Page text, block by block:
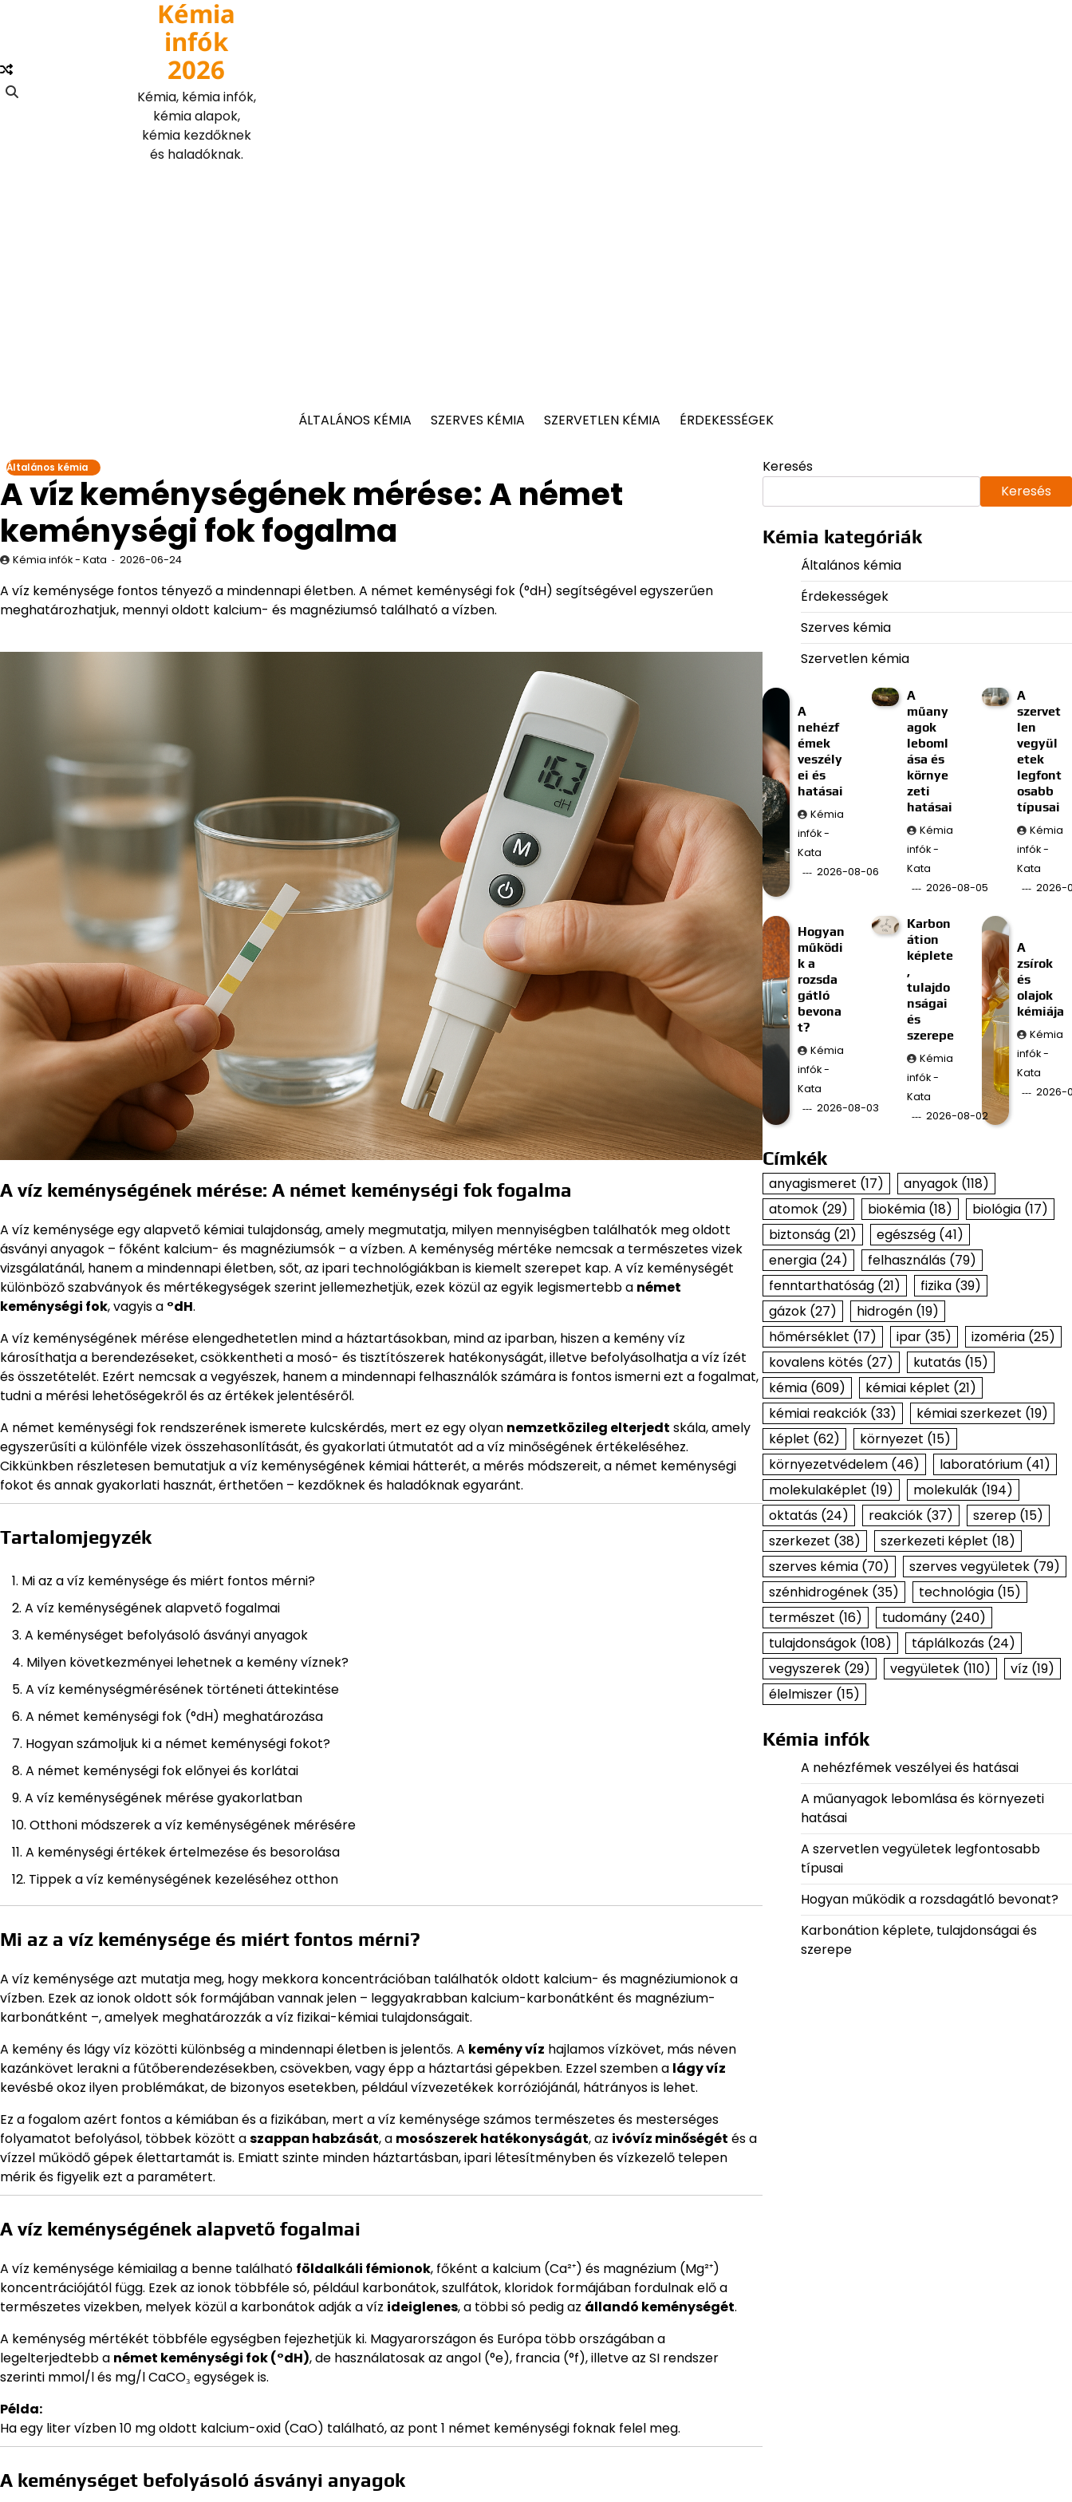
Kémia
infók
2026
Kémia, kémia infók,
kémia alapok,
kémia kezdőknek
és haladóknak.
ÁLTALÁNOS KÉMIA SZERVES KÉMIA SZERVETLEN KÉMIA ÉRDEKESSÉGEK
Általános kémia
A víz keménységének mérése: A német
keménységi fok fogalma
Kémia infók - Kata 2026-06-24
A víz keménysége fontos tényező a mindennapi életben. A német keménységi fok (°dH) segítségével egyszerűen
meghatározhatjuk, mennyi oldott kalcium- és magnéziumsó található a vízben.
A víz keménységének mérése: A német keménységi fok fogalma
A víz keménysége egy alapvető kémiai tulajdonság, amely megmutatja, milyen mennyiségben találhatók meg oldott
ásványi anyagok – főként kalcium- és magnéziumsók – a vízben. A keménység mértéke nemcsak a természetes vizek
vizsgálatánál, hanem a mindennapi életben, sőt, az ipari technológiákban is kiemelt szerepet kap. A víz keménységét
különböző szabványok és mértékegységek szerint jellemezhetjük, ezek közül az egyik legismertebb a német
keménységi fok, vagyis a °dH.
A víz keménységének mérése elengedhetetlen mind a háztartásokban, mind az iparban, hiszen a kemény víz
károsíthatja a berendezéseket, csökkentheti a mosó- és tisztítószerek hatékonyságát, illetve befolyásolhatja a víz ízét
és összetételét. Ezért nemcsak a vegyészek, hanem a mindennapi felhasználók számára is fontos ismerni ezt a fogalmat,
tudni a mérési lehetőségekről és az értékek jelentéséről.
A német keménységi fok rendszerének ismerete kulcskérdés, mert ez egy olyan nemzetközileg elterjedt skála, amely
egyszerűsíti a különféle vizek összehasonlítását, és gyakorlati útmutatót ad a víz minőségének értékeléséhez.
Cikkünkben részletesen bemutatjuk a víz keménységének kémiai hátterét, a mérés módszereit, a német keménységi
fokot és annak gyakorlati hasznát, érthetően – kezdőknek és haladóknak egyaránt.
Tartalomjegyzék
Mi az a víz keménysége és miért fontos mérni?
A víz keménységének alapvető fogalmai
A keménységet befolyásoló ásványi anyagok
Milyen következményei lehetnek a kemény víznek?
A víz keménységmérésének történeti áttekintése
A német keménységi fok (°dH) meghatározása
Hogyan számoljuk ki a német keménységi fokot?
A német keménységi fok előnyei és korlátai
A víz keménységének mérése gyakorlatban
Otthoni módszerek a víz keménységének mérésére
A keménységi értékek értelmezése és besorolása
Tippek a víz keménységének kezeléséhez otthon
Mi az a víz keménysége és miért fontos mérni?
A víz keménysége azt mutatja meg, hogy mekkora koncentrációban találhatók oldott kalcium- és magnéziumionok a
vízben. Ezek az ionok oldott sók formájában vannak jelen – leggyakrabban kalcium-karbonátként és magnézium-
karbonátként –, amelyek meghatározzák a víz fizikai-kémiai tulajdonságait.
A kemény és lágy víz közötti különbség a mindennapi életben is jelentős. A kemény víz hajlamos vízkövet, más néven
kazánkövet lerakni a fűtőberendezésekben, csövekben, vagy épp a háztartási gépekben. Ezzel szemben a lágy víz
kevésbé okoz ilyen problémákat, de bizonyos esetekben, például vízvezetékek korróziójánál, hátrányos is lehet.
Ez a fogalom azért fontos a kémiában és a fizikában, mert a víz keménysége számos természetes és mesterséges
folyamatot befolyásol, többek között aszappan habzását, a mosószerek hatékonyságát, az ivóvíz minőségét és a
vízzel működő gépek élettartamát is. Emiatt szinte minden háztartásban, ipari létesítményben és vízkezelő telepen
mérik és figyelik ezt a paramétert.
A víz keménységének alapvető fogalmai
A víz keménysége kémiailag a benne található földalkáli fémionok, főként a kalcium (Ca²⁺) és magnézium (Mg²⁺)
koncentrációjától függ. Ezek az ionok többféle só, például karbonátok, szulfátok, kloridok formájában fordulnak elő a
természetes vizekben, melyek közül a karbonátok adják a víz ideiglenes, a többi só pedig az állandó keménységét.
A keménység mértékét többféle egységben fejezhetjük ki. Magyarországon és Európa több országában a
legelterjedtebb a német keménységi fok (°dH), de használatosak az angol (°e), francia (°f), illetve az SI rendszer
szerinti mmol/l és mg/l CaCO₃ egységek is.
Példa:
Ha egy liter vízben 10 mg oldott kalcium-oxid (CaO) található, az pont 1 német keménységi foknak felel meg.
A keménységet befolyásoló ásványi anyagok
Keresés
Keresés
Kémia kategóriák
Általános kémia
Érdekességek
Szerves kémia
Szervetlen kémia
A
nehézf
émek
veszély
ei és
hatásai
Kémia
infók -
Kata
2026-08-06
A
műany
agok
leboml
ása és
környe
zeti
hatásai
Kémia
infók -
Kata
2026-08-05
A
szervet
len
vegyül
etek
legfont
osabb
típusai
Kémia
infók -
Kata
2026-
Hogyan
működi
k a
rozsda
gátló
bevona
t?
Kémia
infók -
Kata
2026-08-03
Karbon
átion
képlete
,
tulajdo
nságai
és
szerepe
Kémia
infók -
Kata
2026-08-02
A
zsírok
és
olajok
kémiája
Kémia
infók -
Kata
2026-
Címkék
anyagismeret (17) anyagok(118)
atomok(29) biokémia(18) biológia(17)
biztonság(21) egészség(41)
energia(24) felhasználás(79)
fenntarthatóság(21) fizika(39)
gázok(27) hidrogén(19)
hőmérséklet (17) ipar(35) izoméria(25)
kovalens kötés(27) kutatás(15)
kémia(609) kémiai képlet (21)
kémiai reakciók(33) kémiai szerkezet (19)
képlet (62) környezet (15)
környezetvédelem(46) laboratórium(41)
molekulaképlet (19) molekulák(194)
oktatás(24) reakciók(37) szerep(15)
szerkezet (38) szerkezeti képlet (18)
szerves kémia(70) szerves vegyületek(79)
szénhidrogének(35) technológia(15)
természet (16) tudomány(240)
tulajdonságok(108) táplálkozás(24)
vegyszerek(29) vegyületek(110) víz (19)
élelmiszer(15)
Kémia infók
A nehézfémek veszélyei és hatásai
A műanyagok lebomlása és környezeti
hatásai
A szervetlen vegyületek legfontosabb
típusai
Hogyan működik a rozsdagátló bevonat?
Karbonátion képlete, tulajdonságai és
szerepe